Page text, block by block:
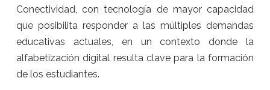
Conectividad, con tecnología de mayor capacidad
que posibilita responder a las múltiples demandas
educativas actuales, en un contexto donde la
alfabetización digital resulta clave para la formación
de los estudiantes.